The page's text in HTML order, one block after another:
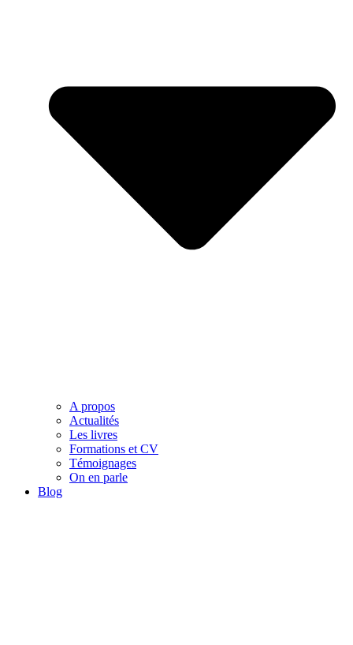
A propos
Actualités
Les livres
Formations et CV
Témoignages
On en parle
Blog